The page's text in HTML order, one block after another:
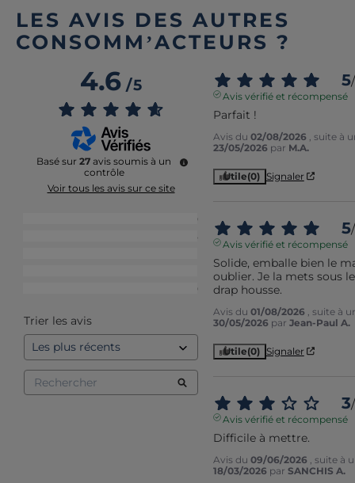
LES AVIS DES AUTRES
CONSOMM’ACTEURS ?
4.6/5
Basé sur 27 avis soumis à un
contrôle
Voir tous les avis sur ce site
20
5
0
Trier les avis
5/
Avis vérifié et récompensé
Parfait !
Avis du 02/08/2026
, suite à
23/05/2026 par M.A.
Utile(0) Signaler
5/
Avis vérifié et récompensé
Solide, emballe bien le
oublier. Je la mets sous
drap housse.
Avis du 01/08/2026
, suite à
30/05/2026 par Jean-Paul A.
Utile(0) Signaler
3/
Avis vérifié et récompensé
Difficile à mettre.
Avis du 09/06/2026
, suite à
18/03/2026 par SANCHIS A.